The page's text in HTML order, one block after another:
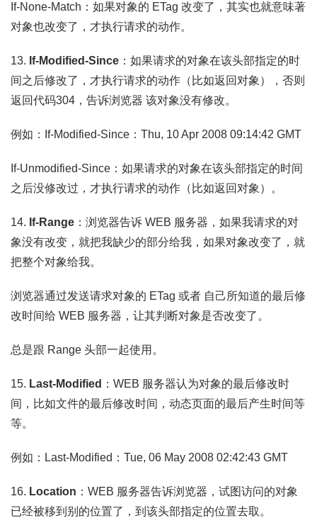
If-None-Match：如果对象的 ETag 改变了，其实也就意味著
对象也改变了，才执行请求的动作。
13. If-Modified-Since ：如果请求的对象在该头部指定的时
间之后修改了，才执行请求的动作（比如返回对象），否则
返回代码304，告诉浏览器 该对象没有修改。
例如：If-Modified-Since：Thu, 10 Apr 2008 09:14:42 GMT
If-Unmodified-Since：如果请求的对象在该头部指定的时间
之后没修改过，才执行请求的动作（比如返回对象）。
14. If-Range ：浏览器告诉 WEB 服务器，如果我请求的对
象没有改变，就把我缺少的部分给我，如果对象改变了，就
把整个对象给我。
浏览器通过发送请求对象的 ETag 或者 自己所知道的最后修
改时间给 WEB 服务器，让其判断对象是否改变了。
总是跟 Range 头部一起使用。
15. Last-Modified ：WEB 服务器认为对象的最后修改时
间，比如文件的最后修改时间，动态页面的最后产生时间等
等。
例如：Last-Modified：Tue, 06 May 2008 02:42:43 GMT
16. Location ：WEB 服务器告诉浏览器，试图访问的对象
已经被移到别的位置了，到该头部指定的位置去取。